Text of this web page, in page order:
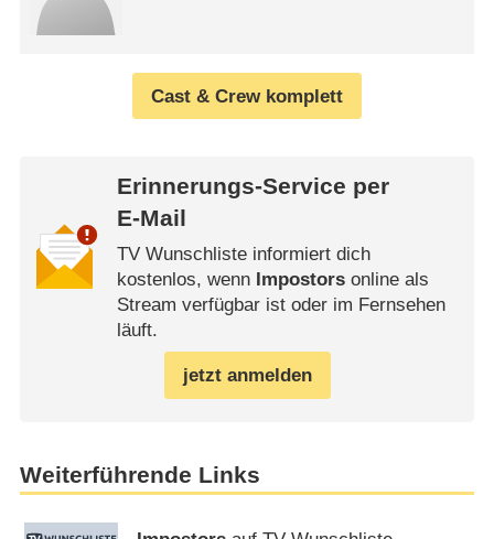
Cast & Crew komplett
Erinnerungs-Service per
E-Mail
TV Wunschliste informiert dich
kostenlos, wenn Impostorsonline als
Stream verfügbar ist oder im Fernsehen
läuft.
jetzt anmelden
Weiterführende Links